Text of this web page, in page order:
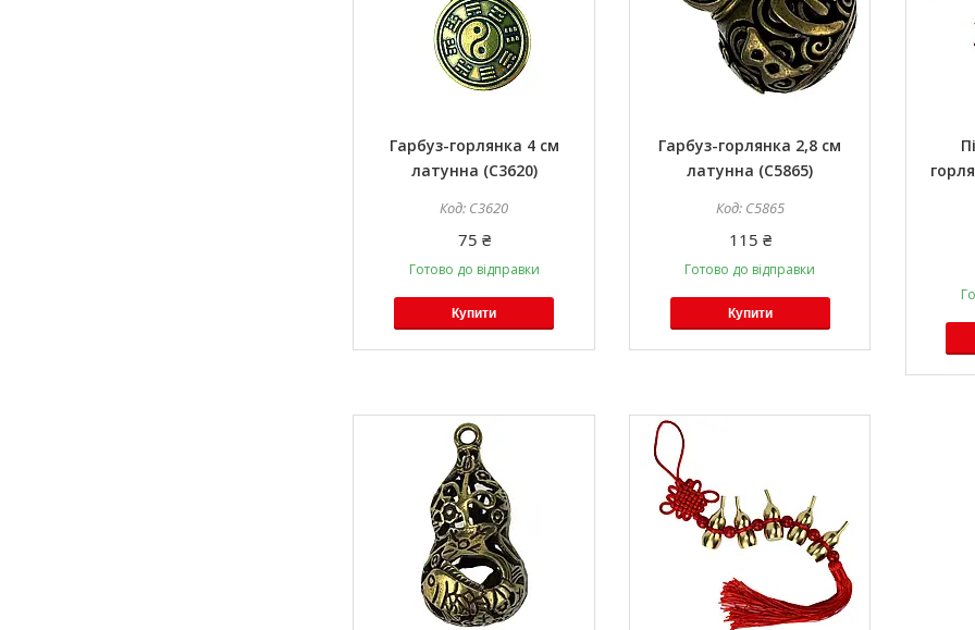
Гарбуз-горлянка 4 см
латунна (C3620)
C3620
75 ₴
Готово до відправки
Купити
Гарбуз-горлянка 2,8 см
латунна (C5865)
C5865
115 ₴
Готово до відправки
Купити